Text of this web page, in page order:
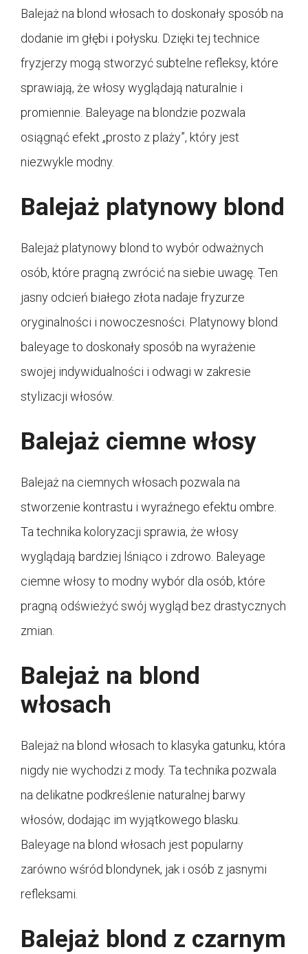
Balejaż na blond włosach to doskonały sposób na
dodanie im głębi i połysku. Dzięki tej technice
fryzjerzy mogą stworzyć subtelne refleksy, które
sprawiają, że włosy wyglądają naturalnie i
promiennie. Baleyage na blondzie pozwala
osiągnąć efekt „prosto z plaży”, który jest
niezwykle modny.
Balejaż platynowy blond
Balejaż platynowy blond to wybór odważnych
osób, które pragną zwrócić na siebie uwagę. Ten
jasny odcień białego złota nadaje fryzurze
oryginalności i nowoczesności. Platynowy blond
baleyage to doskonały sposób na wyrażenie
swojej indywidualności i odwagi w zakresie
stylizacji włosów.
Balejaż ciemne włosy
Balejaż na ciemnych włosach pozwala na
stworzenie kontrastu i wyraźnego efektu ombre.
Ta technika koloryzacji sprawia, że włosy
wyglądają bardziej lśniąco i zdrowo. Baleyage
ciemne włosy to modny wybór dla osób, które
pragną odświeżyć swój wygląd bez drastycznych
zmian.
Balejaż na blond
włosach
Balejaż na blond włosach to klasyka gatunku, która
nigdy nie wychodzi z mody. Ta technika pozwala
na delikatne podkreślenie naturalnej barwy
włosów, dodając im wyjątkowego blasku.
Baleyage na blond włosach jest popularny
zarówno wśród blondynek, jak i osób z jasnymi
refleksami.
Balejaż blond z czarnym